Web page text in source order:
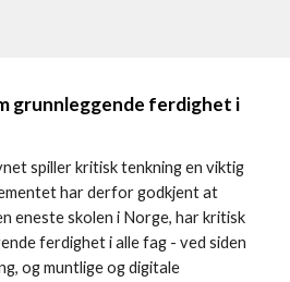
grunnleggende ferdighet i
spiller kritisk tenkning en viktig
har derfor godkjent at
eneste skolen i Norge, har kritisk
ferdighet iallefag - ved siden
og muntlige og digitale